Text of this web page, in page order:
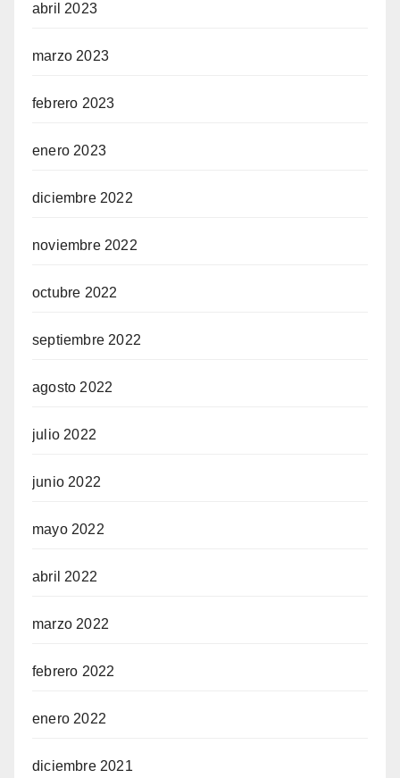
abril 2023
marzo 2023
febrero 2023
enero 2023
diciembre 2022
noviembre 2022
octubre 2022
septiembre 2022
agosto 2022
julio 2022
junio 2022
mayo 2022
abril 2022
marzo 2022
febrero 2022
enero 2022
diciembre 2021